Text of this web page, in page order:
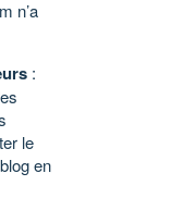
n’a
:
le
en